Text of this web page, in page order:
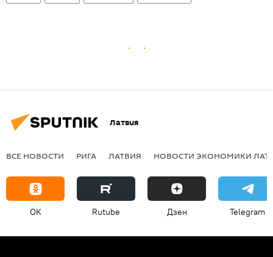
Латвия
ВСЕ НОВОСТИ РИГА ЛАТВИЯ НОВОСТИ ЭКОНОМИКИ
OK Rutube Дзен Telegram